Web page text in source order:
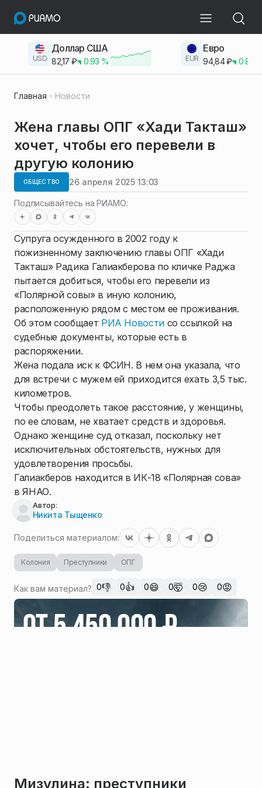
USD
Доллар США
82,17 ₽ 0.93 % EUR
Евро
94,84₽ 0.83
Главная Новости
Жена главы ОПГ «Хади Такташ»
хочет, чтобы его перевели в
другую колонию
ОБЩЕСТВО 26 апреля 2025 13:03
Подписывайтесь на РИАМО:
Супруга осужденного в 2002 году к
пожизненному заключению главы ОПГ «Хади
Такташ» Радика Галиакберова по кличке Раджа
пытается добиться, чтобы его перевели из
«Полярной совы» в иную колонию,
расположенную рядом с местом ее проживания.
Об этом сообщает РИА Новостисо ссылкой на
судебные документы, которые есть в
распоряжении.
Жена подала иск к ФСИН. В нем она указала, что
для встречи с мужем ей приходится ехать 3,5 тыс.
километров.
Чтобы преодолеть такое расстояние, у женщины,
по ее словам, не хватает средств и здоровья.
Однако женщине суд отказал, поскольку нет
исключительных обстоятельств, нужных для
удовлетворения просьбы.
Галиакберов находится в ИК-18 «Полярная сова»
в ЯНАО.
Автор:
Никита Тыщенко
Поделиться материалом:
Колония Преступники ОПГ
Как вам материал? 0👎 0👍 0😄 0🤯 0😢 0😡
Мизулина: преступники